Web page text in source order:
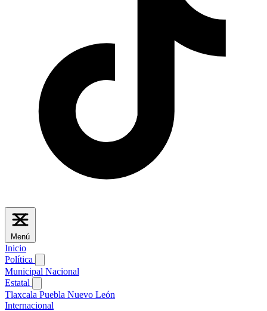
Menú
Inicio
Política
Municipal Nacional
Estatal
Tlaxcala Puebla Nuevo León
Internacional